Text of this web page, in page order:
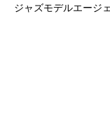
ジャズモデルエージ